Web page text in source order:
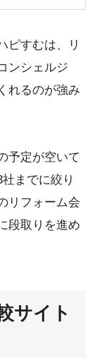
ピすむは、リ
ンシェルジ
れるのが強み
予定が空いて
までに絞り
リフォーム会
段取りを進め
サイト